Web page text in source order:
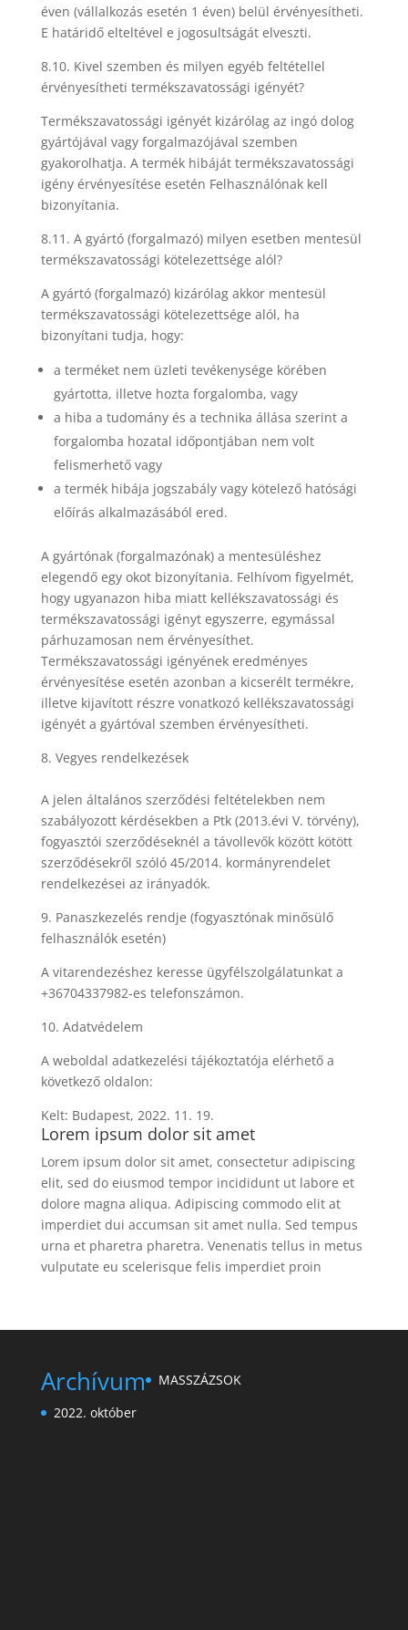
éven (vállalkozás esetén 1 éven) belül érvényesítheti.
E határidő elteltével e jogosultságát elveszti.
8.10. Kivel szemben és milyen egyéb feltétellel
érvényesítheti termékszavatossági igényét?
Termékszavatossági igényét kizárólag az ingó dolog
gyártójával vagy forgalmazójával szemben
gyakorolhatja. A termék hibáját termékszavatossági
igény érvényesítése esetén Felhasználónak kell
bizonyítania.
8.11. A gyártó (forgalmazó) milyen esetben mentesül
termékszavatossági kötelezettsége alól?
A gyártó (forgalmazó) kizárólag akkor mentesül
termékszavatossági kötelezettsége alól, ha
bizonyítani tudja, hogy:
a terméket nem üzleti tevékenysége körében
gyártotta, illetve hozta forgalomba, vagy
a hiba a tudomány és a technika állása szerint a
forgalomba hozatal időpontjában nem volt
felismerhető vagy
a termék hibája jogszabály vagy kötelező hatósági
előírás alkalmazásából ered.
A gyártónak (forgalmazónak) a mentesüléshez
elegendő egy okot bizonyítania. Felhívom figyelmét,
hogy ugyanazon hiba miatt kellékszavatossági és
termékszavatossági igényt egyszerre, egymással
párhuzamosan nem érvényesíthet.
Termékszavatossági igényének eredményes
érvényesítése esetén azonban a kicserélt termékre,
illetve kijavított részre vonatkozó kellékszavatossági
igényét a gyártóval szemben érvényesítheti.
8. Vegyes rendelkezések
A jelen általános szerződési feltételekben nem
szabályozott kérdésekben a Ptk (2013.évi V. törvény),
fogyasztói szerződéseknél a távollevők között kötött
szerződésekről szóló 45/2014. kormányrendelet
rendelkezései az irányadók.
9. Panaszkezelés rendje (fogyasztónak minősülő
felhasználók esetén)
A vitarendezéshez keresse ügyfélszolgálatunkat a
+36704337982-es telefonszámon.
10. Adatvédelem
A weboldal adatkezelési tájékoztatója elérhető a
következő oldalon:
Kelt: Budapest, 2022. 11. 19.
Lorem ipsum dolor sit amet
Lorem ipsum dolor sit amet, consectetur adipiscing
elit, sed do eiusmod tempor incididunt ut labore et
dolore magna aliqua. Adipiscing commodo elit at
imperdiet dui accumsan sit amet nulla. Sed tempus
urna et pharetra pharetra. Venenatis tellus in metus
vulputate eu scelerisque felis imperdiet proin
Archívum
2022. október
MASSZÁZSOK